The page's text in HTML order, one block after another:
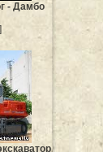
- Дамбо